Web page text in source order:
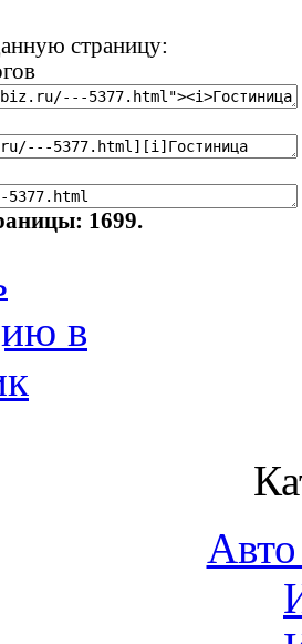
страницу:
1699.